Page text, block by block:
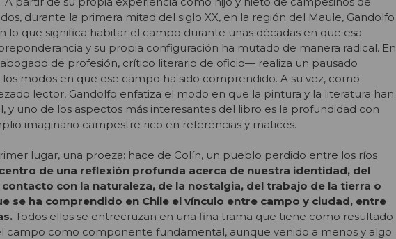
durante la primera mitad del siglo XX, en la región del Maule, Gandolfo
lo que significa habitar el campo durante unas décadas en que esa
y su propia configuración ha mutado de manera radical. En
de profesión, crítico literario de oficio— realiza un pausado
modos en que ese campo ha sido comprendido. A su vez, como
lector, Gandolfo enfatiza el modo en que la pintura y la literatura han
y uno de los aspectos más interesantes del libro es la profundidad con
imaginario campestre rico en referencias y matices.
lugar, una proeza: hace de Colín, un pueblo perdido entre los ríos
de una reflexión profunda acerca de nuestra identidad, del
con la naturaleza, de la nostalgia, del trabajo de la tierra o
se ha comprendido en Chile el vínculo entre campo y ciudad, entre
Todos ellos se entrecruzan en una fina trama que tiene como resultado
campo como componente fundamental, aunque venido a menos y algo